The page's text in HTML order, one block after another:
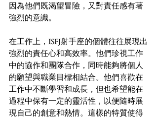
因為他們既渴望冒險，又對責任感有著
強烈的意識。
在工作上，ISFJ射手座的個體往往展現出
強烈的責任心和高效率。他們珍視工作
中的協作和團隊合作，同時能夠將個人
的願望與職業目標相結合。他們喜歡在
工作中不斷學習和成長，但也希望能在
過程中保有一定的靈活性，以便隨時展
現自己的創意和熱情。這樣的特質使得